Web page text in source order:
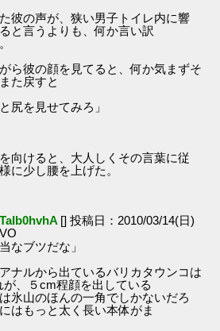
彼の声が、狭い男子トイレ内に響
と言うよりも、何か言い訳
ら彼の顔を見てると、何か気まずそ
た戻すと
尻を見せてみろ」
向けると、大人しくその言葉に従
に少し腰を上げた。
[] 投稿日：2010/03/14(日)
なブツだな」
ナルから出ているバリカタウンコは
、５cm程顔を出している
氷山のほんの一角でしかないだろ
はもっと太く長い本体がま